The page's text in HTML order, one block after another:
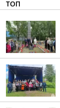
ТОП